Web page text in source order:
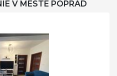
V MESTE POPRAD